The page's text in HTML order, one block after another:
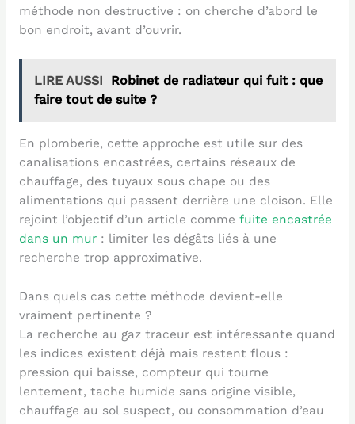
méthode non destructive : on cherche d’abord le
bon endroit, avant d’ouvrir.
LIRE AUSSI
Robinet de radiateur qui fuit : que
faire tout de suite ?
En plomberie, cette approche est utile sur des
canalisations encastrées, certains réseaux de
chauffage, des tuyaux sous chape ou des
alimentations qui passent derrière une cloison. Elle
rejoint l’objectif d’un article comme fuite encastrée
dans un mur: limiter les dégâts liés à une
recherche trop approximative.
Dans quels cas cette méthode devient-elle
vraiment pertinente ?
La recherche au gaz traceur est intéressante quand
les indices existent déjà mais restent flous :
pression qui baisse, compteur qui tourne
lentement, tache humide sans origine visible,
chauffage au sol suspect, ou consommation d’eau